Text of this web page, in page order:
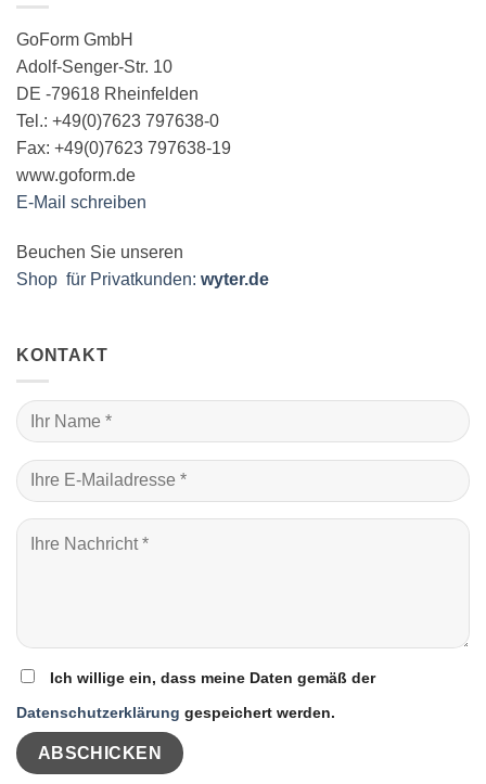
GoForm GmbH
Adolf-Senger-Str. 10
DE -79618 Rheinfelden
Tel.: +49(0)7623 797638-0
Fax: +49(0)7623 797638-19
www.goform.de
E-Mail schreiben
Beuchen Sie unseren
Shop für Privatkunden: wyter.de
KONTAKT
Ich willige ein, dass meine Daten gemäß der
Datenschutzerklärung gespeichert werden.